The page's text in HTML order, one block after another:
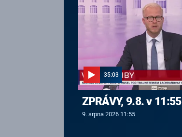
35:03
ZPRÁVY, 9.8. v 11:55
9. srpna 2026 11:55